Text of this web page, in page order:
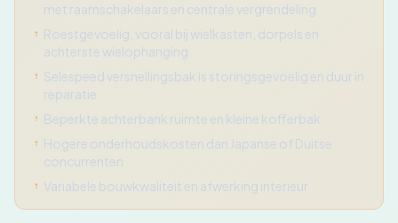
met raamschakelaars en centrale vergrendeling
Roestgevoelig, vooral bij wielkasten, dorpels en
achterste wielophanging
Selespeed versnellingsbak is storingsgevoelig en duur in
reparatie
Beperkte achterbank ruimte en kleine kofferbak
Hogere onderhoudskosten dan Japanse of Duitse
concurrenten
Variabele bouwkwaliteit en afwerking interieur